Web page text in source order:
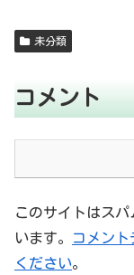
未分類
コメント
このサイトはス
います。
コメン
ください。